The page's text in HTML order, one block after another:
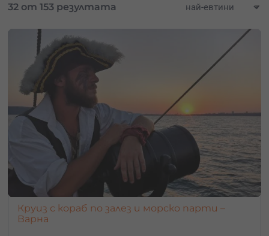
32 от 153 резултата
Круиз с кораб по залез и морско парти –
Варна